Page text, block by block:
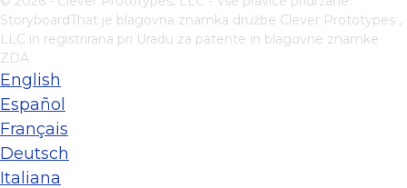
StoryboardThat je blagovna znamka družbe Clever Prototypes ,
LLC in registrirana pri Uradu za patente in blagovne znamke
ZDA
English
Español
Français
Deutsch
Italiana